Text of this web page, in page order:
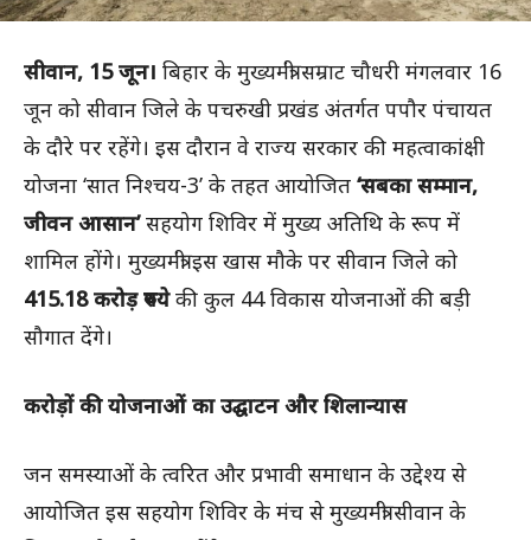
सीवान, 15 जून। बिहार के मुख्यमंत्री सम्राट चौधरी मंगलवार 16
जून को सीवान जिले के पचरुखी प्रखंड अंतर्गत पपौर पंचायत
के दौरे पर रहेंगे। इस दौरान वे राज्य सरकार की महत्वाकांक्षी
योजना ‘सात निश्चय-3’ के तहत आयोजित ‘सबका सम्मान,
जीवन आसान’सहयोग शिविर में मुख्य अतिथि के रूप में
शामिल होंगे। मुख्यमंत्री इस खास मौके पर सीवान जिले को
415.18 करोड़ रुपयेकी कुल 44 विकास योजनाओं की बड़ी
सौगात देंगे।
करोड़ों की योजनाओं का उद्घाटन और शिलान्यास
जन समस्याओं के त्वरित और प्रभावी समाधान के उद्देश्य से
आयोजित इस सहयोग शिविर के मंच से मुख्यमंत्री सीवान के